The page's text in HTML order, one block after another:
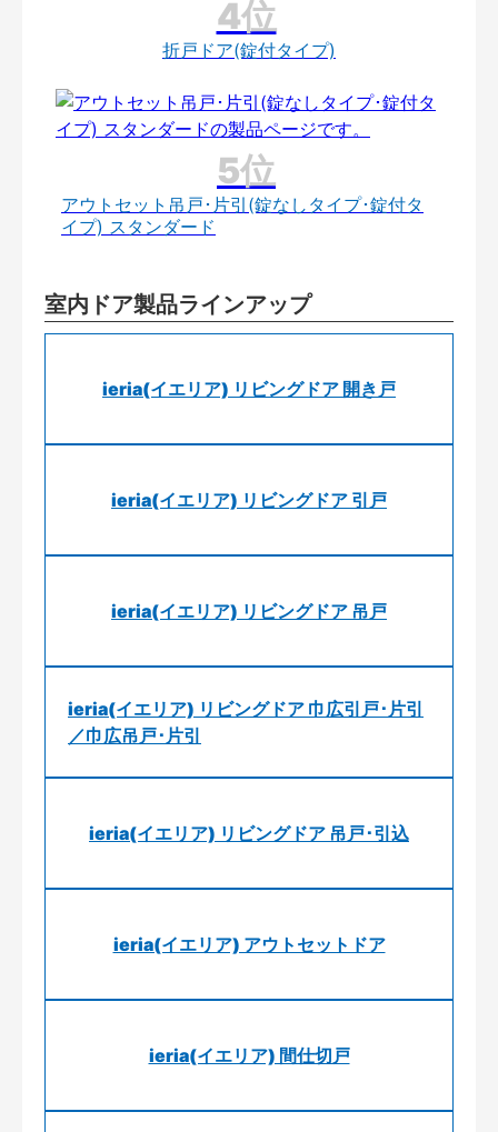
折戸ドア(錠付タイプ)
アウトセット吊戸･片引(錠なしタイプ･錠付タ
イプ) スタンダード
室内ドア製品ラインアップ
ieria(イエリア) リビングドア 開き戸
ieria(イエリア) リビングドア 引戸
ieria(イエリア) リビングドア 吊戸
ieria(イエリア) リビングドア 巾広引戸･片引
／巾広吊戸･片引
ieria(イエリア) リビングドア 吊戸･引込
ieria(イエリア) アウトセットドア
ieria(イエリア) 間仕切戸